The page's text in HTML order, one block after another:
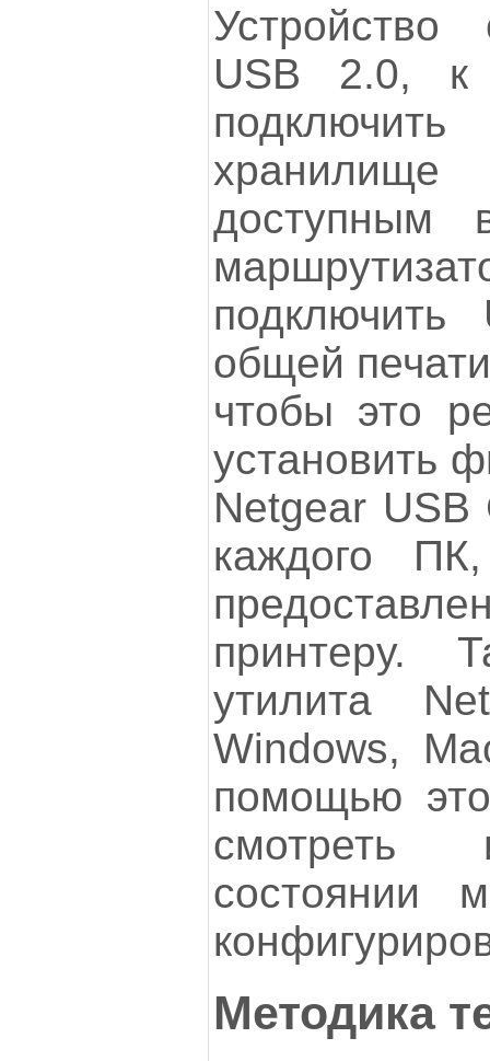
USB 2.0, к
доступным
подключить
общей
чтобы это
установить
Netgear
каждого
принтеру.
утилита
Windows,
помощью
смотреть
состоянии
Методика